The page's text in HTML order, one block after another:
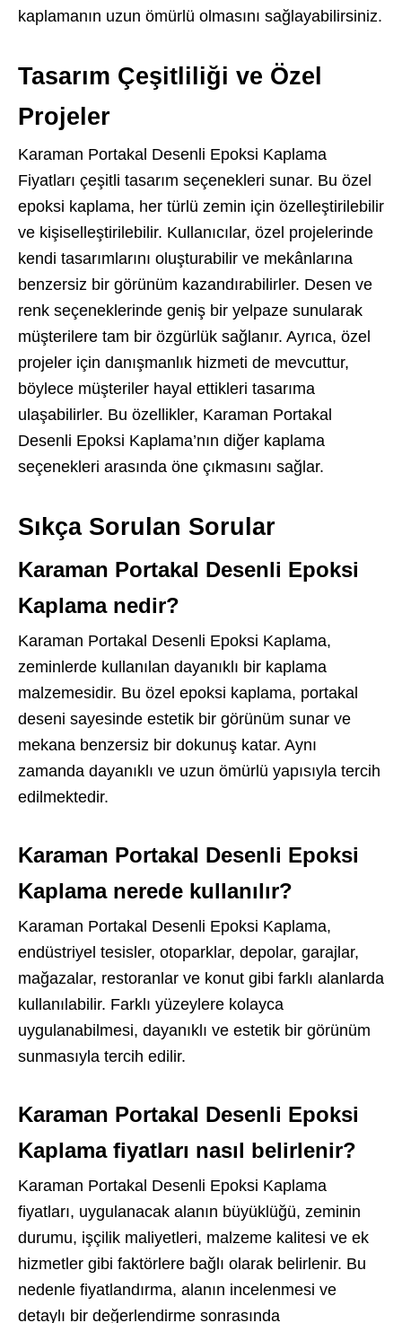
kaplamanın uzun ömürlü olmasını sağlayabilirsiniz.
Tasarım Çeşitliliği ve Özel
Projeler
Karaman Portakal Desenli Epoksi Kaplama
Fiyatları çeşitli tasarım seçenekleri sunar. Bu özel
epoksi kaplama, her türlü zemin için özelleştirilebilir
ve kişiselleştirilebilir. Kullanıcılar, özel projelerinde
kendi tasarımlarını oluşturabilir ve mekânlarına
benzersiz bir görünüm kazandırabilirler. Desen ve
renk seçeneklerinde geniş bir yelpaze sunularak
müşterilere tam bir özgürlük sağlanır. Ayrıca, özel
projeler için danışmanlık hizmeti de mevcuttur,
böylece müşteriler hayal ettikleri tasarıma
ulaşabilirler. Bu özellikler, Karaman Portakal
Desenli Epoksi Kaplama’nın diğer kaplama
seçenekleri arasında öne çıkmasını sağlar.
Sıkça Sorulan Sorular
Karaman Portakal Desenli Epoksi
Kaplama nedir?
Karaman Portakal Desenli Epoksi Kaplama,
zeminlerde kullanılan dayanıklı bir kaplama
malzemesidir. Bu özel epoksi kaplama, portakal
deseni sayesinde estetik bir görünüm sunar ve
mekana benzersiz bir dokunuş katar. Aynı
zamanda dayanıklı ve uzun ömürlü yapısıyla tercih
edilmektedir.
Karaman Portakal Desenli Epoksi
Kaplama nerede kullanılır?
Karaman Portakal Desenli Epoksi Kaplama,
endüstriyel tesisler, otoparklar, depolar, garajlar,
mağazalar, restoranlar ve konut gibi farklı alanlarda
kullanılabilir. Farklı yüzeylere kolayca
uygulanabilmesi, dayanıklı ve estetik bir görünüm
sunmasıyla tercih edilir.
Karaman Portakal Desenli Epoksi
Kaplama fiyatları nasıl belirlenir?
Karaman Portakal Desenli Epoksi Kaplama
fiyatları, uygulanacak alanın büyüklüğü, zeminin
durumu, işçilik maliyetleri, malzeme kalitesi ve ek
hizmetler gibi faktörlere bağlı olarak belirlenir. Bu
nedenle fiyatlandırma, alanın incelenmesi ve
detaylı bir değerlendirme sonrasında